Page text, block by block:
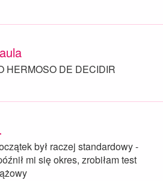
HERMOSO DE DECIDIR
był raczej standardowy -
mi się okres, zrobiłam test